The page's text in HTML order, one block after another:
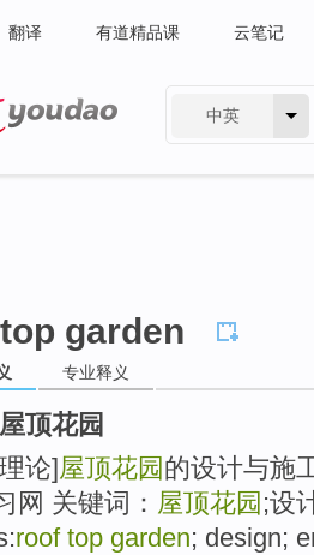
翻译 有道精品课 云笔记
中英
garden
专业释义
屋顶花园
论] 屋顶花园 的设计与施
网 关键词： 屋顶花园 ;设
roof top garden; design;